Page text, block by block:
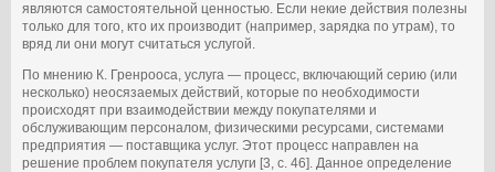
являются самостоятельной ценностью. Если некие действия полезны
только для того, кто их производит (например, зарядка по утрам), то
вряд ли они могут считаться услугой.
По мнению К. Гренрооса, услуга — процесс, включающий серию (или
несколько) неосязаемых действий, которые по необходимости
происходят при взаимодействии между покупателями и
обслуживающим персоналом, физическими ресурсами, системами
предприятия — поставщика услуг. Этот процесс направлен на
решение проблем покупателя услуги [3, с. 46]. Данное определение